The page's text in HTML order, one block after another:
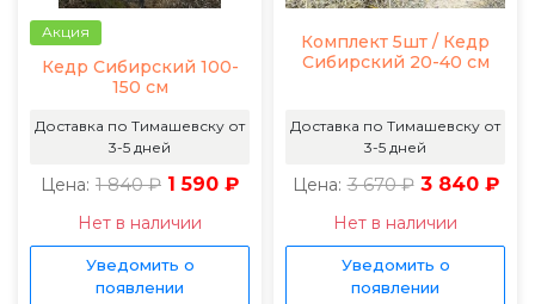
Акция
Кедр Сибирский 100-
150 см
Доставка по Тимашевску от
3-5 дней
Цена: 1 840 ₽ 1 590 ₽
Нет в наличии
Уведомить о
появлении
Комплект 5шт / Кедр
Сибирский 20-40 см
Доставка по Тимашевску от
3-5 дней
Цена: 3 670 ₽ 3 840 ₽
Нет в наличии
Уведомить о
появлении